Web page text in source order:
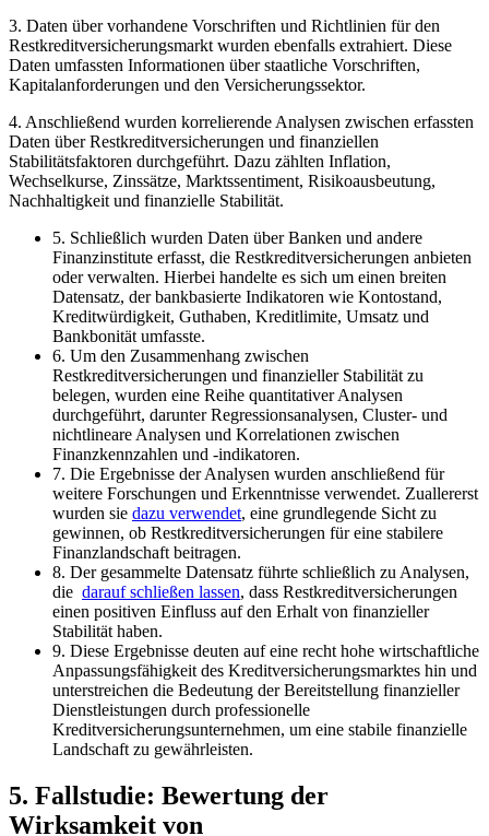
3. Daten über vorhandene Vorschriften ⁢und Richtlinien für den⁣
Restkreditversicherungsmarkt wurden ebenfalls extrahiert. Diese
Daten umfassten ⁣Informationen über staatliche Vorschriften,
Kapitalanforderungen‍ und den Versicherungssektor.
4. Anschließend ‌wurden korrelierende ⁤Analysen zwischen erfassten⁣
Daten‍ über Restkreditversicherungen und finanziellen
⁣Stabilitätsfaktoren durchgeführt. Dazu zählten Inflation,
Wechselkurse, ‍Zinssätze, ‍Marktssentiment, Risikoausbeutung,
Nachhaltigkeit und finanzielle⁤ Stabilität.
5. Schließlich wurden ‌Daten über Banken und ​andere
Finanzinstitute erfasst, die Restkreditversicherungen⁤ anbieten
oder verwalten. Hierbei handelte es sich um einen breiten
Datensatz, der bankbasierte Indikatoren wie Kontostand,
Kreditwürdigkeit, Guthaben, Kreditlimite, Umsatz und
Bankbonität umfasste.
6. Um den Zusammenhang ‍zwischen
Restkreditversicherungen und finanzieller Stabilität zu
belegen, wurden ⁤eine⁢ Reihe quantitativer Analysen
durchgeführt, darunter Regressionsanalysen, Cluster- und​
nichtlineare Analysen und Korrelationen​ zwischen
Finanzkennzahlen und -indikatoren.
7. Die Ergebnisse‍ der Analysen⁤ wurden anschließend für
weitere Forschungen​ und Erkenntnisse verwendet. Zuallererst
‌wurden​ sie dazu verwendet, eine grundlegende ‍Sicht‍ zu
gewinnen,​ ob Restkreditversicherungen für eine stabilere
Finanzlandschaft beitragen.
8. Der gesammelte Datensatz führte schließlich zu Analysen,
⁣die ‍ darauf schließen ‌lassen, dass Restkreditversicherungen⁢
einen positiven⁣ Einfluss auf den Erhalt von finanzieller⁤
Stabilität haben.‌
9. ⁢Diese​ Ergebnisse‍ deuten auf eine ‌recht ⁤hohe wirtschaftliche
Anpassungsfähigkeit des Kreditversicherungsmarktes hin und
unterstreichen die‌ Bedeutung ‌der ⁤Bereitstellung finanzieller⁤
Dienstleistungen durch⁢ professionelle
Kreditversicherungsunternehmen, um ⁣eine stabile finanzielle⁣
Landschaft‌ zu gewährleisten.
5. Fallstudie: Bewertung der​
Wirksamkeit von